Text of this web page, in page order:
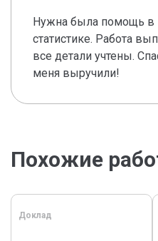
Нужна была помощь в
статистике. Работа
все детали учтены.
меня выручили!
Похожие
Доклад